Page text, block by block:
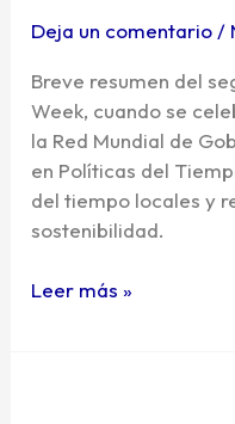
Deja un comentario /
Breve resumen del
Week, cuando se
la Red Mundial de
en Políticas del
del tiempo locales y
sostenibilidad.
–
del
tiempo
locales
y
regionales
Leer más »